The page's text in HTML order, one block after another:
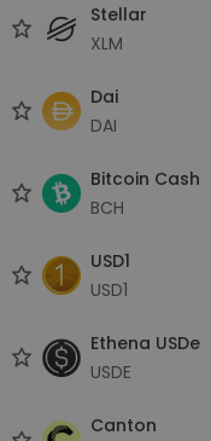
Stellar
XLM
Dai
DAI
Bitcoin Cash
BCH
USD1
USD1
Ethena USDe
USDE
Canton